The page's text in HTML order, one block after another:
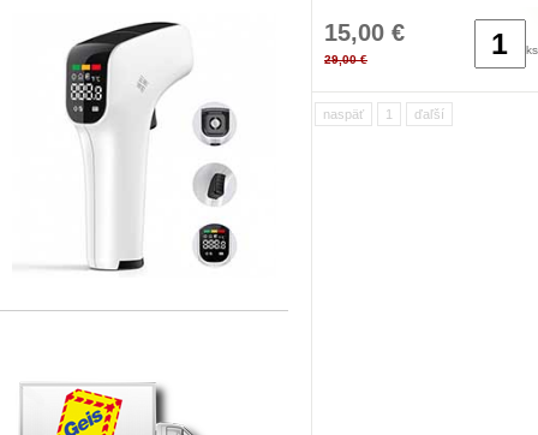
15,00 €
29,00 €
ks
naspäť 1 ďaľší